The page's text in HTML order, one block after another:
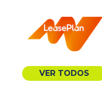
VER TODOS